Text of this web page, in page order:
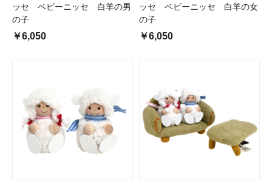
ッセ ベビーニッセ 白羊の男
の子
￥6,050
ッセ ベビーニッセ 白羊の女
の子
￥6,050